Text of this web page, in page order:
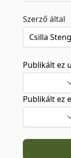
Szerző által
Publikált ez
Publikált ez